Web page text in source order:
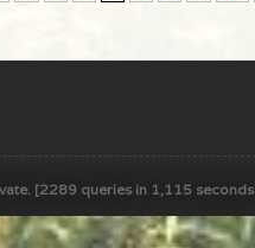
[2289 queries in 1,115